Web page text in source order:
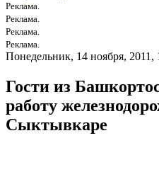
Реклама.
Реклама.
Реклама.
Реклама.
Понедельник, 14 ноября, 2011,
Гости из
работу
Сыктывкаре